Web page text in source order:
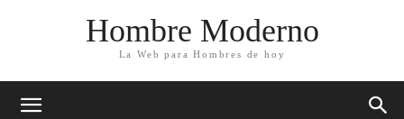
Hombre Moderno
La Web para Hombres de hoy